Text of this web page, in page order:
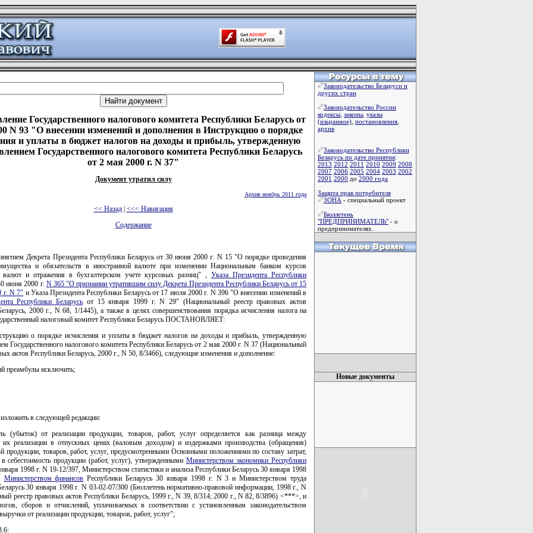
Государственного налогового комитета Республики Беларусь от
N 93 "О внесении изменений и дополнения в Инструкцию о порядке
и уплаты в бюджет налогов на доходы и прибыль, утвержденную
Государственного налогового комитета Республики Беларусь
от 2 мая 2000 г. N 37"
Документ утратил силу
Архив ноябрь 2011 года
<< Назад| <<< Навигация
Содержание
Декрета Президента Республики Беларусь от 30 июня 2000 г. N 15 "О порядке проведения
и обязательств в иностранной валюте при изменении Национальным банком курсов
валют и отражения в бухгалтерском учете курсовых разниц" ,Указа Президента Республики
июня 2000 г. N 365 "О признании утратившим силу Декрета Президента Республики Беларусь от 15
г. N 7" и Указа Президента Республики Беларусь от 17 июля 2000 г. N 396 "О внесении изменений в
Республики Беларусь от 15 января 1999 г. N 29" (Национальный реестр правовых актов
2000 г., N 68, 1/1445), а также в целях совершенствования порядка исчисления налога на
налоговый комитет Республики Беларусь ПОСТАНОВЛЯЕТ:
о порядке исчисления и уплаты в бюджет налогов на доходы и прибыль, утвержденную
Государственного налогового комитета Республики Беларусь от 2 мая 2000 г. N 37 (Национальный
актов Республики Беларусь, 2000 г., N 50, 8/3466), следующие изменения и дополнение:
преамбулы исключить;
в следующей редакции:
(убыток) от реализации продукции, товаров, работ, услуг определяется как разница между
реализации в отпускных ценах (валовым доходом) и издержками производства (обращения)
продукции, товаров, работ, услуг, предусмотренными Основными положениями по составу затрат,
себестоимость продукции (работ, услуг), утвержденными Министерством экономики Республики
1998 г. N 19-12/397, Министерством статистики и анализа Республики Беларусь 30 января 1998
Министерством финансов Республики Беларусь 30 января 1998 г. N 3 и Министерством труда
30 января 1998 г. N 03-02-07/300 (Бюллетень нормативно-правовой информации, 1998 г., N
реестр правовых актов Республики Беларусь, 1999 г., N 39, 8/314; 2000 г., N 82, 8/3896) <***>, и
сборов и отчислений, уплачиваемых в соответствии с установленным законодательством
от реализации продукции, товаров, работ, услуг";
Законодательство Беларуси и
других стран
Законодательство России
кодексы законы указы
(изьранное) постановления
архив
Законодательство Республики
Беларусь по дате принятия:
2013 2012 2011 2010 2009 2008
2007 2006 2005 2004 2003 2002
2001 2000 до 2000 года
Защита прав потребителя
ЗОНА - специальный проект
Бюллетень
"ПРЕДПРИНИМАТЕЛЬ" - о
предпринимателях.
Новые документы